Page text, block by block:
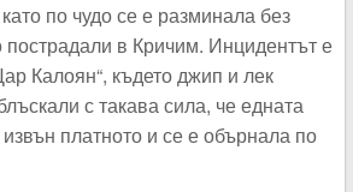
по чудо се е разминала без
пострадали в Кричим. Инцидентът е
Калоян“, където джип и лек
с такава сила, че едната
платното и се е обърнала по